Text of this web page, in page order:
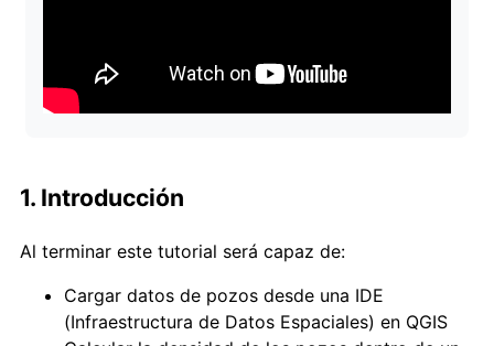
1. Introducción
Al terminar este tutorial será capaz de:
Cargar datos de pozos desde una IDE
(Infraestructura de Datos Espaciales) en QGIS